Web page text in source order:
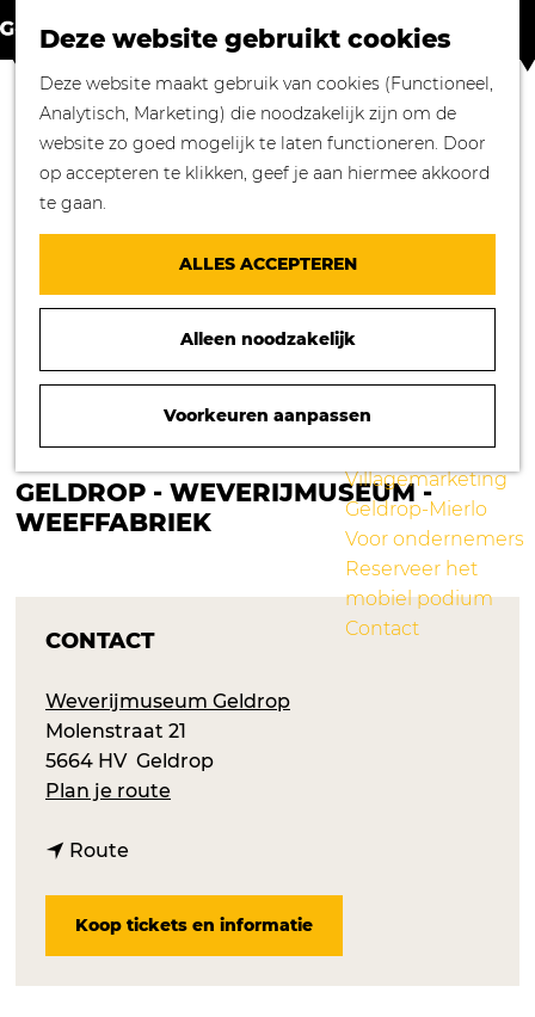
Deze website gebruikt cookies
Deze website maakt gebruik van cookies (Functioneel,
Analytisch, Marketing) die noodzakelijk zijn om de
website zo goed mogelijk te laten functioneren. Door
op accepteren te klikken, geef je aan hiermee akkoord
te gaan.
ALLES ACCEPTEREN
Alleen noodzakelijk
Voorkeuren aanpassen
K
a
r
t
Z
o
e
k
e
n
e
n
u
Geldrop-Mierlo
genieten
Overnachten in
Geldrop-Mierlo
Genieten van
Blogs
Agenda
Over ons
gezocht!
Nieuws
Stichting
Villagemarketing
Geldrop-Mierlo
Voor ondernemers
Reserveer het
mobiel podium
Contact
GELDROP - WEVERIJMUSEUM -
WEEFFABRIEK
CONTACT
Weverijmuseum Geldrop
Molenstraat 21
5664 HV Geldrop
Plan je route
o
Route
r
Koop tickets en informatie